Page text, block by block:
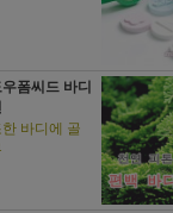
폼씨드 바디
바디에 골